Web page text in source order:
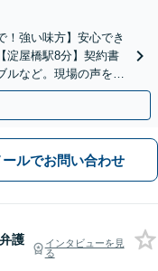
！強い味方】安心でき
淀屋橋駅8分】契約書
ルなど。現場の声を大
ールでお問い合わせ
弁護
インタビューを見
る